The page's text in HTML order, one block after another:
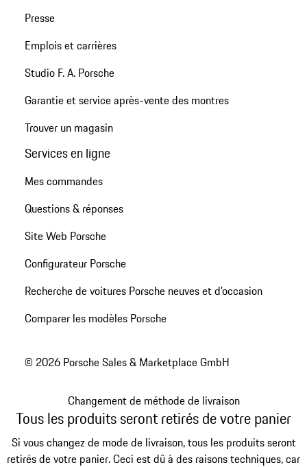
Presse
Emplois et carrières
Studio F. A. Porsche
Garantie et service après-vente des montres
Trouver un magasin
Services en ligne
Mes commandes
Questions & réponses
Site Web Porsche
Configurateur Porsche
Recherche de voitures Porsche neuves et d'occasion
Comparer les modèles Porsche
© 2026 Porsche Sales & Marketplace GmbH
Changement de méthode de livraison
Tous les produits seront retirés de votre panier
Si vous changez de mode de livraison, tous les produits seront
retirés de votre panier. Ceci est dû à des raisons techniques, car